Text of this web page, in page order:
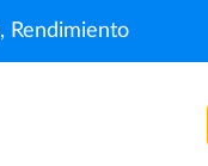
Rendimiento